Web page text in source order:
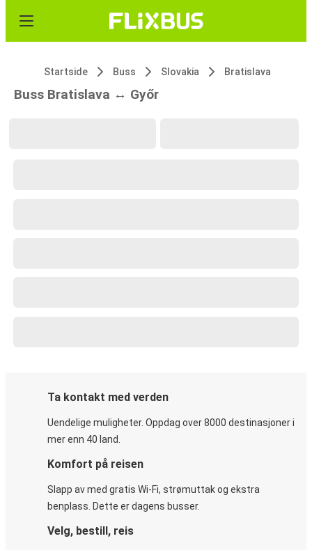
Startside Buss Slovakia Bratislava
Buss Bratislava ↔ Győr
Ta kontakt med verden
Uendelige muligheter. Oppdag over 8000 destinasjoner i
mer enn 40 land.
Komfort på reisen
Slapp av med gratis Wi-Fi, strømuttak og ekstra
benplass. Dette er dagens busser.
Velg, bestill, reis